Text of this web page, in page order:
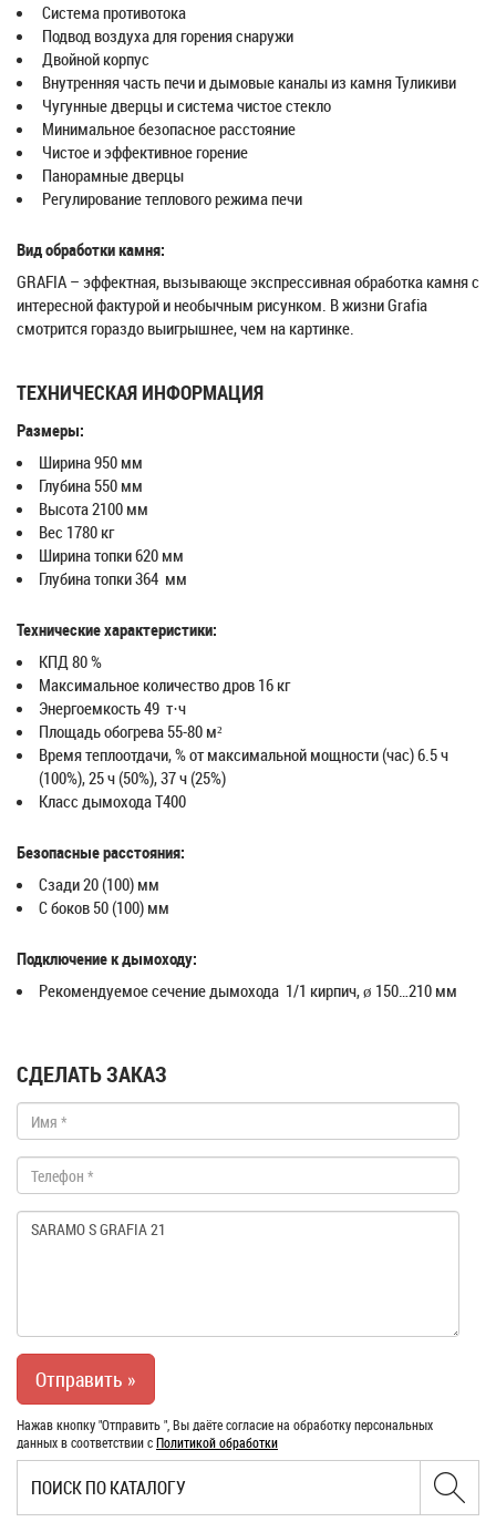
Система противотока
Подвод воздуха для горения снаружи
Двойной корпус
Внутренняя часть печи и дымовые каналы из камня Туликиви
Чугунные дверцы и система чистое стекло
Минимальное безопасное расстояние
Чистое и эффективное горение
Панорамные дверцы
Регулирование теплового режима печи
Вид обработки камня:
GRAFIA – эффектная, вызывающе экспрессивная обработка камня с
интересной фактурой и необычным рисунком. В жизни Grafia
смотрится гораздо выигрышнее, чем на картинке.
ТЕХНИЧЕСКАЯ ИНФОРМАЦИЯ
Размеры:
Ширина 950 мм
Глубина 550 мм
Высота 2100 мм
Вес 1780 кг
Ширина топки 620 мм
Глубина топки 364 мм
Технические характеристики:
КПД 80 %
Максимальное количество дров 16 кг
Энергоемкость 49 т·ч
Площадь обогрева 55-80 м²
Время теплоотдачи, % от максимальной мощности (час) 6.5 ч
(100%), 25 ч (50%), 37 ч (25%)
Класс дымохода T400
Безопасные расстояния:
Сзади 20 (100) мм
С боков 50 (100) мм
Подключение к дымоходу:
Рекомендуемое сечение дымохода 1/1 кирпич, ø 150…210 мм
СДЕЛАТЬ ЗАКАЗ
Нажав кнопку "Отправить ", Вы даёте согласие на обработку персональных
данных в соответствии сПолитикой обработки